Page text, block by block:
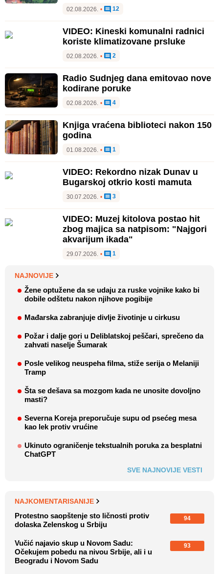
02.08.2026. • 12
VIDEO: Kineski komunalni radnici
koriste klimatizovane prsluke
02.08.2026. • 2
Radio Sudnjeg dana emitovao nove
kodirane poruke
02.08.2026. • 4
Knjiga vraćena biblioteci nakon 150
godina
01.08.2026. • 1
VIDEO: Rekordno nizak Dunav u
Bugarskoj otkrio kosti mamuta
30.07.2026. • 3
VIDEO: Muzej kitolova postao hit
zbog majica sa natpisom: "Najgori
akvarijum ikada"
29.07.2026. • 1
NAJNOVIJE
Žene optužene da se udaju za ruske vojnike kako bi
dobile odštetu nakon njihove pogibije
Mađarska zabranjuje divlje životinje u cirkusu
Požar i dalje gori u Deliblatskoj peščari, sprečeno da
zahvati naselje Šumarak
Posle velikog neuspeha filma, stiže serija o Melaniji
Tramp
Šta se dešava sa mozgom kada ne unosite dovoljno
masti?
Severna Koreja preporučuje supu od psećeg mesa
kao lek protiv vrućine
Ukinuto ograničenje tekstualnih poruka za besplatni
ChatGPT
SVE NAJNOVIJE VESTI
NAJKOMENTARISANIJE
Protestno saopštenje sto ličnosti protiv
dolaska Zelenskog u Srbiju
94
Vučić najavio skup u Novom Sadu:
Očekujem pobedu na nivou Srbije, ali i u
Beogradu i Novom Sadu
93